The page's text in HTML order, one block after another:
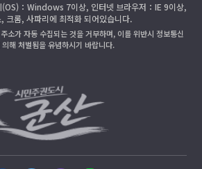
(OS)：Windows 7이상, 인터넷 브라우저：IE 9이상,
크롬, 사파리에 최적화 되어있습니다.
소가 자동 수집되는 것을 거부하며, 이를 위반시 정보통신
의해 처벌됨을 유념하시기 바랍니다.